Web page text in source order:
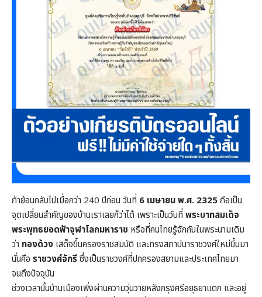
ถ้าย้อนกลับไปเมื่อกว่า 240 ปีก่อน วันที่ 6 เมษายน พ.ศ. 2325ถือเป็น
จุดเปลี่ยนสำคัญของบ้านเราเลยก็ว่าได้ เพราะเป็นวันที่ พระบาทสมเด็จ
พระพุทธยอดฟ้าจุฬาโลกมหาราช หรือที่คนไทยรู้จักกันในพระนามเดิม
ว่า ทองด้วง เสด็จขึ้นครองราชสมบัติ และทรงสถาปนาราชวงศ์ใหม่ขึ้นมา
นั่นคือ ราชวงศ์จักรีซึ่งเป็นราชวงศ์ที่ปกครองสยามและประเทศไทยมา
จนถึงปัจจุบัน
ช่วงเวลานั้นบ้านเมืองเพิ่งผ่านความวุ่นวายหลังกรุงศรีอยุธยาแตก และอยู่